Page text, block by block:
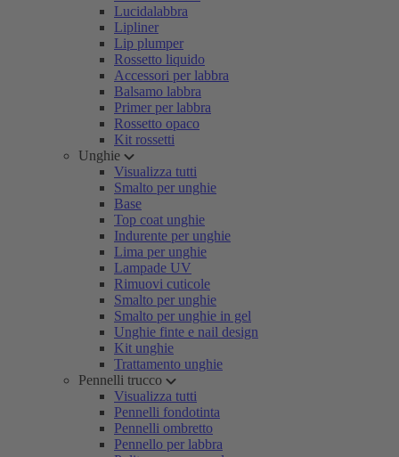
Lucidalabbra
Lipliner
Lip plumper
Rossetto liquido
Accessori per labbra
Balsamo labbra
Primer per labbra
Rossetto opaco
Kit rossetti
Unghie
Visualizza tutti
Smalto per unghie
Base
Top coat unghie
Indurente per unghie
Lima per unghie
Lampade UV
Rimuovi cuticole
Smalto per unghie
Smalto per unghie in gel
Unghie finte e nail design
Kit unghie
Trattamento unghie
Pennelli trucco
Visualizza tutti
Pennelli fondotinta
Pennelli ombretto
Pennello per labbra